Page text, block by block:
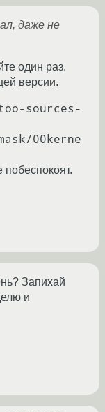
даже не
один раз.
версии.
sources-
00kerne
побеспокоят.
Запихай
и